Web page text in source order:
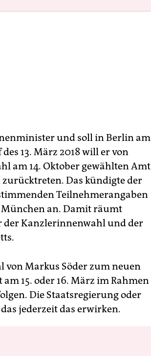
und soll in Berlin am
13. März 2018 will er von
am 14. Oktober gewählten Amt
Das kündigte der
Teilnehmerangaben
München an. Damit räumt
der Kanzlerinnenwahl und der
von Markus Söder zum neuen
15. oder 16. März im Rahmen
Die Staatsregierung oder
jederzeit das erwirken.